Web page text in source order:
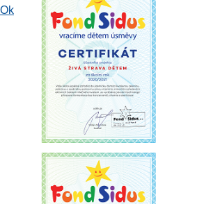
Ok